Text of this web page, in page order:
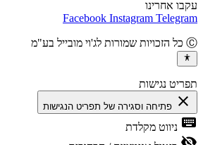
אחרינו
Facebook Instagram
נגישות
פתיחה וסגירה של תפריט הנגישות
ניווט מקלדת